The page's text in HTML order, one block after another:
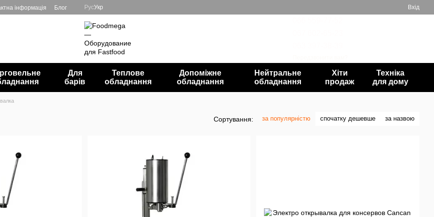
інформація Блог РусУкр Вхід
Для
барів
Теплове
обладнання
Допоміжне
обладнання
Нейтральне
обладнання
Хіти
продаж
Техніка
для дому
Сортування: за популярністю спочатку дешевше за назвою